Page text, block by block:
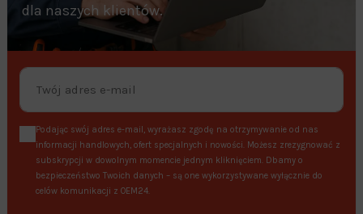
dla naszych klientów.
Podając swój adres e-mail, wyrażasz zgodę na otrzymywanie od nas
informacji handlowych, ofert specjalnych i nowości. Możesz zrezygnować z
subskrypcji w dowolnym momencie jednym kliknięciem. Dbamy o
bezpieczeństwo Twoich danych – są one wykorzystywane wyłącznie do
celów komunikacji z OEM24.